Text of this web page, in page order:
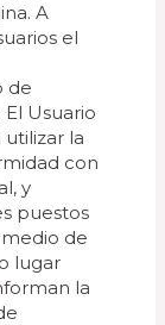
A
el
de
Usuario
la
con
y
puestos
de
lugar
la